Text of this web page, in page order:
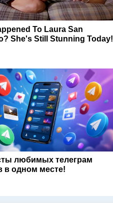
To Laura San
She's Still Stunning Today!
любимых телеграм
в одном месте!